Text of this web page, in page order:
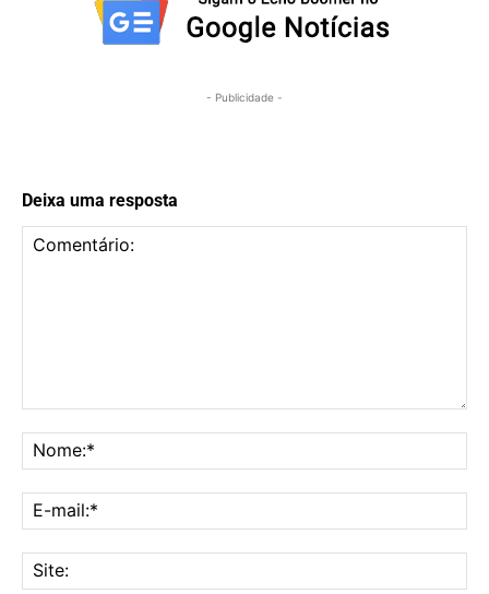
- Publicidade -
Deixa uma resposta